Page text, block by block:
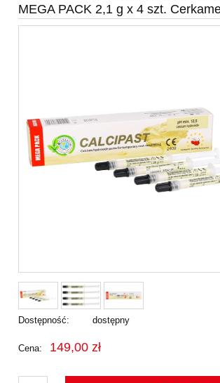
MEGA PACK 2,1 g x 4 szt.
Dostępność: dostępny
Cena: 149,00 zł